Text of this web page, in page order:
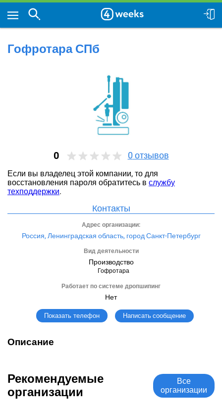
Гофротара СПб
0 0 отзывов
Если вы владелец этой компании, то для
восстановления пароля обратитесь в службу
техподдержки.
Контакты
Адрес организации:
Россия, Ленинградская область, город Санкт-Петербург
Вид деятельности
Производство
Гофротара
Работает по системе дропшипинг
Нет
Показать телефон Написать сообщение
Описание
Рекомендуемые
организации
Все
организации